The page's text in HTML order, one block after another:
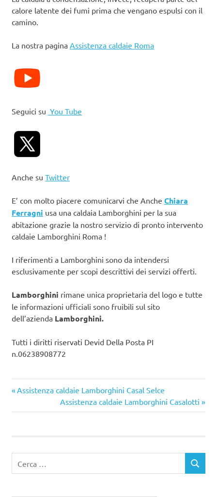
calore latente dei fumi prima che vengano espulsi con il
camino.
La nostra pagina Assistenza caldaie Roma
Seguici su You Tube
Anche su Twitter
E’ con molto piacere comunicarvi che Anche Chiara
Ferragni usa una caldaia Lamborghini per la sua
abitazione grazie la nostro servizio di pronto intervento
caldaie Lamborghini Roma !
I riferimenti a Lamborghini sono da intendersi
esclusivamente per scopi descrittivi dei servizi offerti.
Lamborghini rimane unica proprietaria del logo e tutte
le informazioni ufficiali sono fruibili sul sito
dell’azienda Lamborghini.
Tutti i diritti riservati Devid Della Posta PI
n.06238908772
Navigazione
articoli
Articolo
Assistenza caldaie Lamborghini Casal Selce
Articolo
successivo:
Assistenza caldaie Lamborghini Casalotti
per:
CERCA